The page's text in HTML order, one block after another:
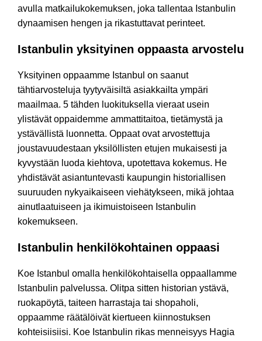
avulla matkailukokemuksen, joka tallentaa Istanbulin
dynaamisen hengen ja rikastuttavat perinteet.
Istanbulin yksityinen oppaasta arvostelu
Yksityinen oppaamme Istanbul on saanut
tähtiarvosteluja tyytyväisiltä asiakkailta ympäri
maailmaa. 5 tähden luokituksella vieraat usein
ylistävät oppaidemme ammattitaitoa, tietämystä ja
ystävällistä luonnetta. Oppaat ovat arvostettuja
joustavuudestaan yksilöllisten etujen mukaisesti ja
kyvystään luoda kiehtova, upotettava kokemus. He
yhdistävät asiantuntevasti kaupungin historiallisen
suuruuden nykyaikaiseen viehätykseen, mikä johtaa
ainutlaatuiseen ja ikimuistoiseen Istanbulin
kokemukseen.
Istanbulin henkilökohtainen oppaasi
Koe Istanbul omalla henkilökohtaisella oppaallamme
Istanbulin palvelussa. Olitpa sitten historian ystävä,
ruokapöytä, taiteen harrastaja tai shopaholi,
oppaamme räätälöivät kiertueen kiinnostuksen
kohteisiisiisi. Koe Istanbulin rikas menneisyys Hagia